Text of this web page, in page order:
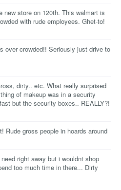
new store on 120th. This walmart is
with rude employees. Ghet-to!
over crowded!! Seriously just drive to
dirty.. etc. What really surprised
of makeup was in a security
but the security boxes.. REALLY?!
Rude gross people in hoards around
right away but i wouldnt shop
too much time in there... Dirty